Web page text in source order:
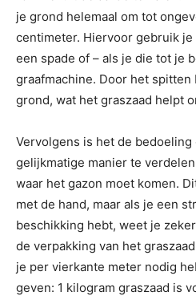
je grond helemaal om tot
centimeter. Hiervoor gebruik
een spade of – als je die tot je
graafmachine. Door het
grond, wat het graszaad helpt
Vervolgens is het de bedoeling
gelijkmatige manier te
waar het gazon moet komen.
met de hand, maar als je een
beschikking hebt, weet je
de verpakking van het
je per vierkante meter nodig
geven: 1 kilogram graszaad is